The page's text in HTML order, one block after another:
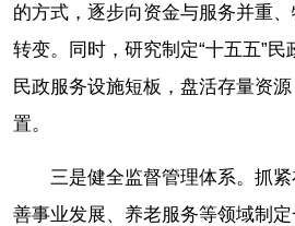
的方式，逐步向资金与服务并重
转变。同时，研究制定“十五五”
民政服务设施短板，盘活存量资
置。
三是健全监督管理体系。抓
善事业发展、养老服务等领域制